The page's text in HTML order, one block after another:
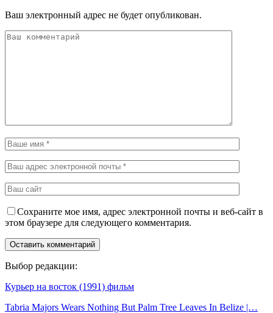
Ваш электронный адрес не будет опубликован.
Сохраните мое имя, адрес электронной почты и веб-сайт в
этом браузере для следующего комментария.
Выбор редакции:
Курьер на восток (1991) фильм
Tabria Majors Wears Nothing But Palm Tree Leaves In Belize |…